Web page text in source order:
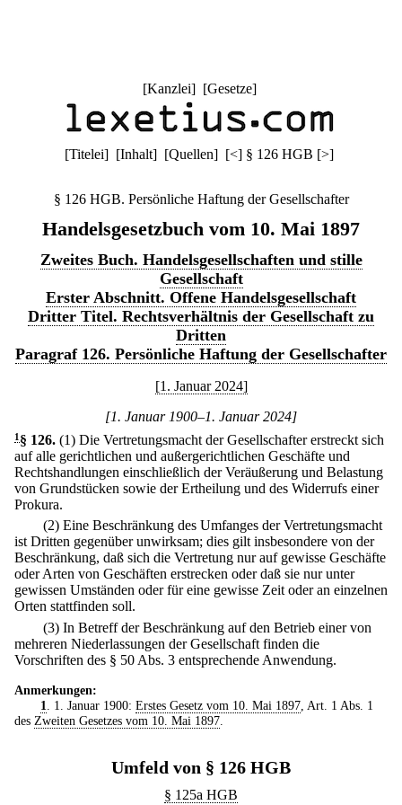
[Kanzlei] [Gesetze]
[Titelei] [Inhalt] [Quellen] [<] § 126 HGB [>]
§ 126 HGB. Persönliche Haftung der Gesellschafter
Handelsgesetzbuch vom 10. Mai 1897
Zweites Buch. Handelsgesellschaften und stille
Gesellschaft
Erster Abschnitt. Offene Handelsgesellschaft
Dritter Titel. Rechtsverhältnis der Gesellschaft zu
Dritten
Paragraf 126. Persönliche Haftung der Gesellschafter
[1. Januar 2024]
[1. Januar 1900–1. Januar 2024]
1 § 126. (1) Die Vertretungsmacht der Gesellschafter erstreckt sich
auf alle gerichtlichen und außergerichtlichen Geschäfte und
Rechtshandlungen einschließlich der Veräußerung und Belastung
von Grundstücken sowie der Ertheilung und des Widerrufs einer
Prokura.
(2) Eine Beschränkung des Umfanges der Vertretungsmacht
ist Dritten gegenüber unwirksam; dies gilt insbesondere von der
Beschränkung, daß sich die Vertretung nur auf gewisse Geschäfte
oder Arten von Geschäften erstrecken oder daß sie nur unter
gewissen Umständen oder für eine gewisse Zeit oder an einzelnen
Orten stattfinden soll.
(3) In Betreff der Beschränkung auf den Betrieb einer von
mehreren Niederlassungen der Gesellschaft finden die
Vorschriften des § 50 Abs. 3 entsprechende Anwendung.
Anmerkungen:
1
. 1. Januar 1900: Erstes Gesetz vom 10. Mai 1897, Art. 1 Abs. 1
des Zweiten Gesetzes vom 10. Mai 1897
Umfeld von § 126 HGB
§ 125a HGB